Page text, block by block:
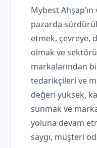
Mybest
pazarda
etmek, çevreye,
olmak ve
markalarından
tedarikçileri ve
değeri yüksek,
sunmak ve
yoluna devam
saygı, müşteri